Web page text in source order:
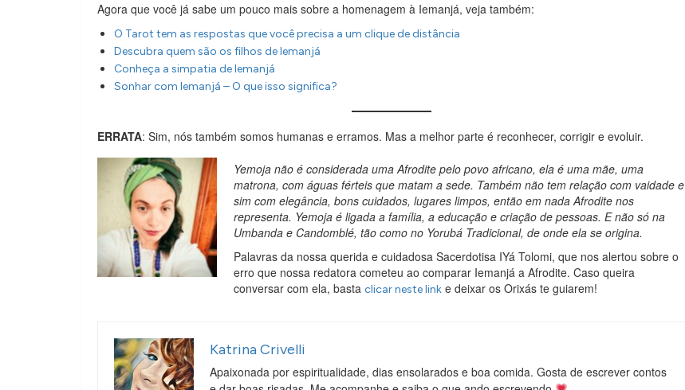
Agora que você já sabe um pouco mais sobre a homenagem à Iemanjá, veja também:
O Tarot tem as respostas que você precisa a um clique de distância
Descubra quem são os filhos de Iemanjá
Conheça a simpatia de Iemanjá
Sonhar com Iemanjá – O que isso significa?
ERRATA: Sim, nós também somos humanas e erramos. Mas a melhor parte é reconhecer, corrigir e evoluir.
Yemoja não é considerada uma Afrodite pelo povo africano, ela é uma mãe, uma
matrona, com águas férteis que matam a sede. Também não tem relação com vaidade e
sim com elegância, bons cuidados, lugares limpos, então em nada Afrodite nos
representa. Yemoja é ligada a família, a educação e criação de pessoas. E não só na
Umbanda e Candomblé, tão como no Yorubá Tradicional, de onde ela se origina.
Palavras da nossa querida e cuidadosa Sacerdotisa IYá Tolomi, que nos alertou sobre o
erro que nossa redatora cometeu ao comparar Iemanjá a Afrodite. Caso queira
conversar com ela, basta clicar neste link e deixar os Orixás te guiarem!
Katrina Crivelli
Apaixonada por espiritualidade, dias ensolarados e boa comida. Gosta de escrever contos